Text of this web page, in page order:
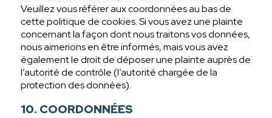
Veuillez vous référer aux coordonnées au bas de
cette politique de cookies. Si vous avez une plainte
concernant la façon dont nous traitons vos données,
nous aimerions en être informés, mais vous avez
également le droit de déposer une plainte auprès de
l’autorité de contrôle (l’autorité chargée de la
protection des données).
10. COORDONNÉES